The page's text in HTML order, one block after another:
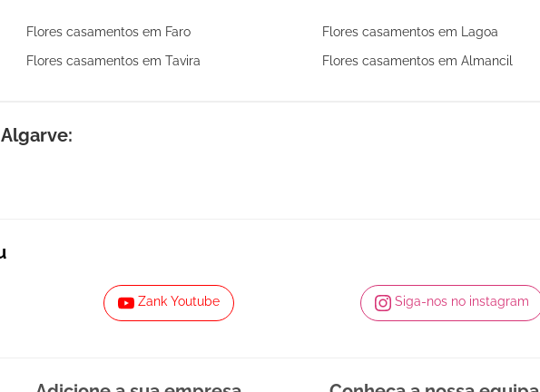
Flores casamentos em Faro Flores casamentos em Lagoa
Flores casamentos em Tavira Flores casamentos em Almancil
Zank Youtube Siga-nos no instagram